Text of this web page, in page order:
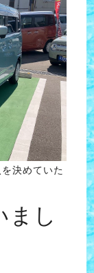
決めていた
まし